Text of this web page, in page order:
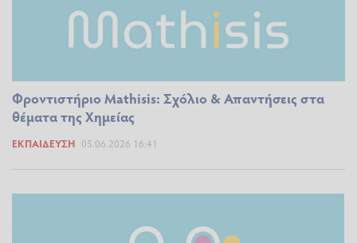
Φροντιστήριο Mathisis: Σχόλιο & Απαντήσεις στα
θέματα της Χημείας
ΕΚΠΑΊΔΕΥΣΗ 05.06.2026 16:41